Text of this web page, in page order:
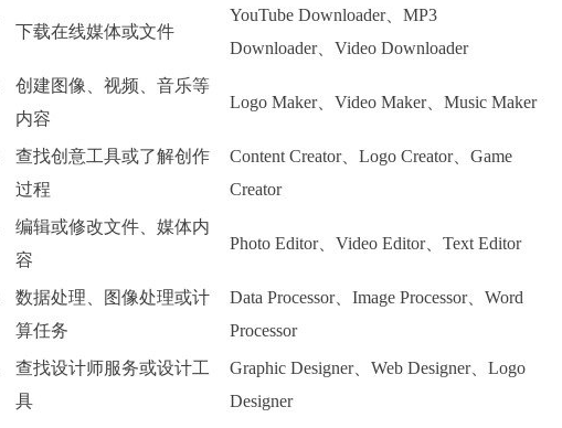
下载在线媒体或文件
YouTube Downloader、MP3
Downloader、Video Downloader
创建图像、视频、音乐等
内容
Logo Maker、Video Maker、Music Maker
查找创意工具或了解创作
过程
Content Creator、Logo Creator、Game
Creator
编辑或修改文件、媒体内
容
Photo Editor、Video Editor、Text Editor
数据处理、图像处理或计
算任务
Data Processor、Image Processor、Word
Processor
查找设计师服务或设计工
具
Graphic Designer、Web Designer、Logo
Designer